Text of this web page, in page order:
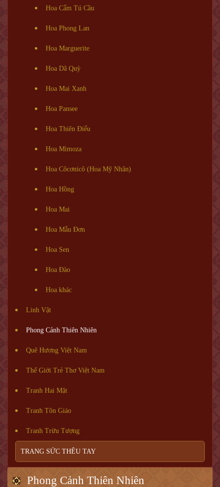
Hoa Cẩm Tú Cầu
Hoa Phong Lan
Hoa Marguerite
Hoa Dã Quỳ
Hoa Mai Xanh
Hoa Pansee
Hoa Thiên Điểu
Hoa Mimoza
Hoa Côcơnicô (Hoa Mỹ Nhân)
Hoa Hồng
Hoa Mai
Hoa Mẫu Đơn
Hoa Sen
Hoa Đào
Hoa khác
Linh Vật
Phong Cảnh Thiên Nhiên
Quê Hương Việt Nam
Thế Giới Trẻ Thơ Việt Nam
Tranh Hai Mặt
Tranh Tôn Giáo
Tranh Trừu Tượng
TRANG SỨC THÊU TAY
Phong Cảnh Thiên Nhiên